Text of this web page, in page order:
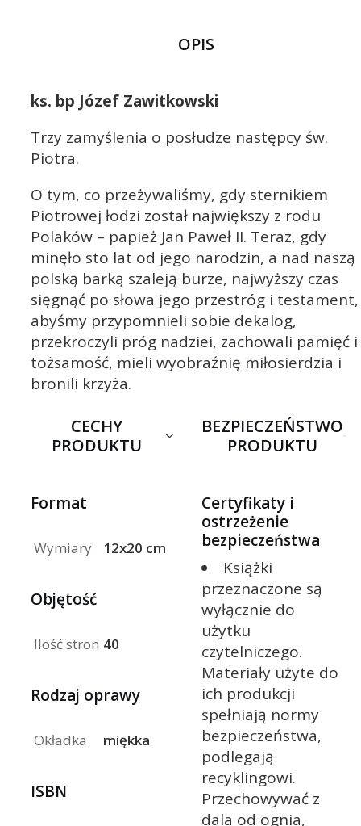
OPIS
ks. bp Józef Zawitkowski
Trzy zamyślenia o posłudze następcy św.
Piotra.
O tym, co przeżywaliśmy, gdy sternikiem
Piotrowej łodzi został największy z rodu
Polaków – papież Jan Paweł II. Teraz, gdy
minęło sto lat od jego narodzin, a nad naszą
polską barką szaleją burze, najwyższy czas
sięgnąć po słowa jego przestróg i testament,
abyśmy przypomnieli sobie dekalog,
przekroczyli próg nadziei, zachowali pamięć i
tożsamość, mieli wyobraźnię miłosierdzia i
bronili krzyża.
CECHY
PRODUKTU
Format
Wymiary 12x20 cm
Objętość
Ilość stron 40
Rodzaj oprawy
Okładka miękka
ISBN
BEZPIECZEŃSTWO
PRODUKTU
Certyfikaty i
ostrzeżenie
bezpieczeństwa
Książki
przeznaczone są
wyłącznie do
użytku
czytelniczego.
Materiały użyte do
ich produkcji
spełniają normy
bezpieczeństwa,
podlegają
recyklingowi.
Przechowywać z
dala od ognia,